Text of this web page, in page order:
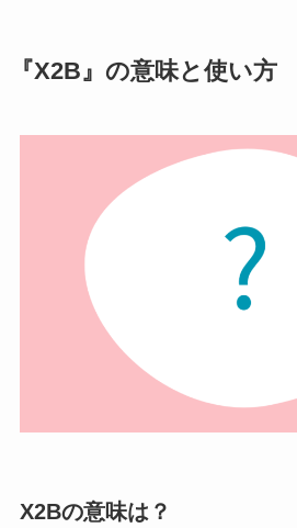
『X2B』の意味と使い方
X2Bの意味は？